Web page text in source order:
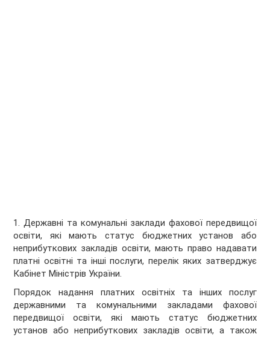
1. Державні та комунальні заклади фахової передвищої
освіти, які мають статус бюджетних установ або
неприбуткових закладів освіти, мають право надавати
платні освітні та інші послуги, перелік яких затверджує
Кабінет Міністрів України.
Порядок надання платних освітніх та інших послуг
державними та комунальними закладами фахової
передвищої освіти, які мають статус бюджетних
установ або неприбуткових закладів освіти, а також